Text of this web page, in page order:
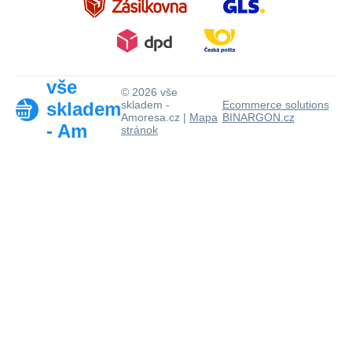
vše
skladem
- Am
© 2026 vše
skladem -
Amoresa.cz | Mapa
stránok
Ecommerce solutions
BINARGON.cz